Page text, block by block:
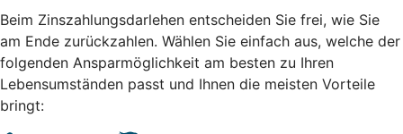
Beim Zinszahlungsdarlehen entscheiden Sie frei, wie Sie
am Ende zurückzahlen. Wählen Sie einfach aus, welche der
folgenden Ansparmöglichkeit am besten zu Ihren
Lebensumständen passt und Ihnen die meisten Vorteile
bringt: